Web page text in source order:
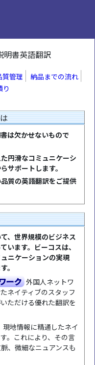
明書英語翻訳
質管理
納品までの流れ
り
は欠かせないもので
円滑なコミュニケーシ
サポートします。
質の英語翻訳をご提供
、世界規模のビジネス
います。ビーコスは、
ニケーションの実現
。
ーク 外国人ネットワ
ネイティブのスタッフ
ただける優れた翻訳を
現地情報に精通したネイ
。これにより、その言
、微細なニュアンスも